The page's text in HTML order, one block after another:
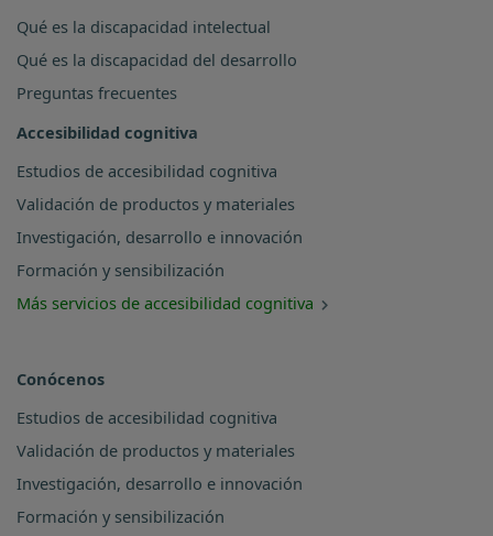
Qué es la discapacidad intelectual
Qué es la discapacidad del desarrollo
Preguntas frecuentes
Accesibilidad cognitiva
Estudios de accesibilidad cognitiva
Validación de productos y materiales
Investigación, desarrollo e innovación
Formación y sensibilización
Más servicios de accesibilidad cognitiva
Conócenos
Estudios de accesibilidad cognitiva
Validación de productos y materiales
Investigación, desarrollo e innovación
Formación y sensibilización